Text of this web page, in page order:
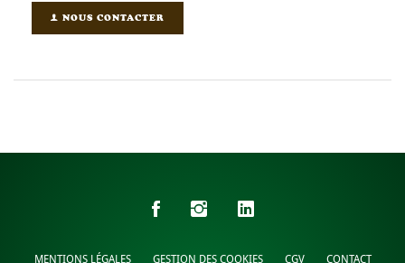
NOUS CONTACTER
MENTIONS LÉGALES GESTION DES COOKIES CGV CONTACT